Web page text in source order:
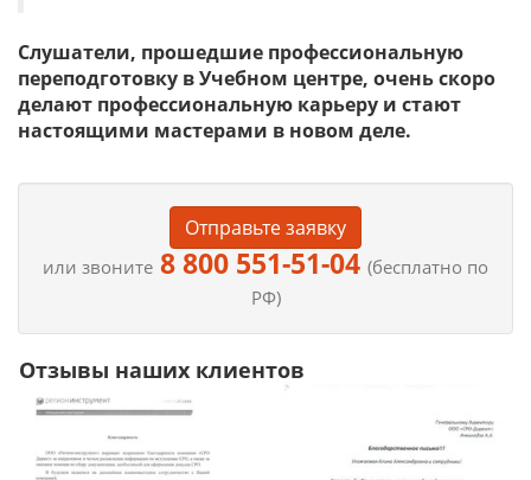
Слушатели, прошедшие профессиональную
переподготовку в Учебном центре, очень скоро
делают профессиональную карьеру и стают
настоящими мастерами в новом деле.
Отправьте заявку
или звоните 8 800 551-51-04 (бесплатно по
РФ)
Отзывы наших клиентов